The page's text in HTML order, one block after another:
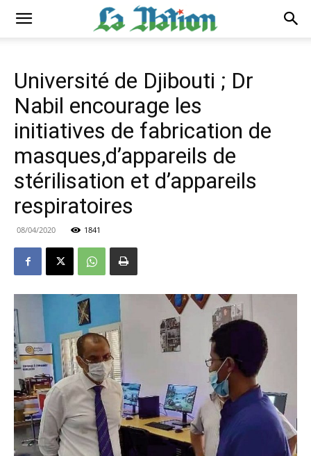
Université de Djibouti ; Dr
Nabil encourage les
initiatives de fabrication de
masques,d’appareils de
stérilisation et d’appareils
respiratoires
08/04/2020 1841